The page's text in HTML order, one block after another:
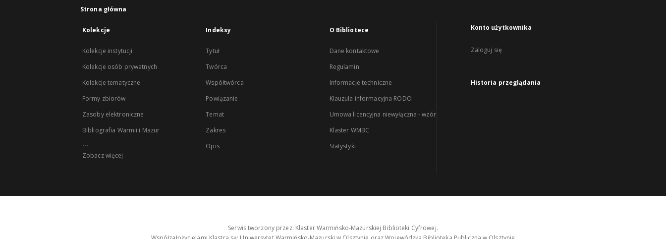
Strona główna
Kolekcje
Kolekcje instytucji
Kolekcje osób prywatnych
Kolekcje tematyczne
Formy zbiorów
Zasoby elektroniczne
Bibliografia Warmii i Mazur
...
Zobacz więcej
Indeksy
Tytuł
Twórca
Współtwórca
Powiązanie
Temat
Zakres
Opis
O Bibliotece
Dane kontaktowe
Regulamin
Informacje techniczne
Klauzula informacyjna RODO
Umowa licencyjna niewyłączna - wzór
Klaster WMBC
Statystyki
Konto użytkownika
Zaloguj się
Historia przeglądania
Serwis tworzony przez: Klaster Warmińsko-Mazurskiej Biblioteki Cyfrowej.